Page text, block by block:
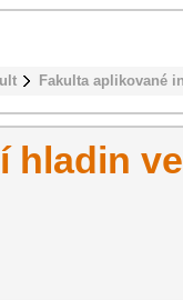
Fakulta aplikované
hladin